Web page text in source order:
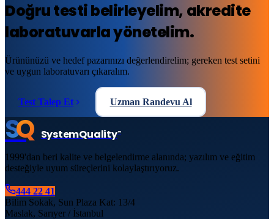
Doğru testi belirleyelim, akredite
laboratuvarlayönetelim.
Ürününüzü ve hedef pazarınızı değerlendirelim; gereken test setini
ve uygun laboratuvarı çıkaralım.
Test Talep Et Uzman Randevu Al
SQ SystemQuality™
1999'dan beri kalite ve belgelendirme alanında; yazılım ve eğitim
desteğiyle uyum süreçlerini kolaylaştırıyoruz.
444 22 41
Bilim Sokak, Sun Plaza Kat: 13/4
Maslak, Sarıyer / İstanbul